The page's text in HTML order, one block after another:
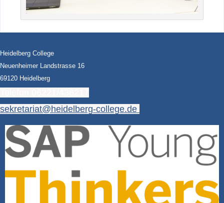
Heidelberg College
Neuenheimer Landstrasse 16
69120 Heidelberg
sekretariat@heidelberg-college.de